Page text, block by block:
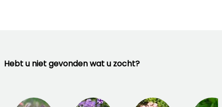
Hebt u niet gevonden wat u zocht?